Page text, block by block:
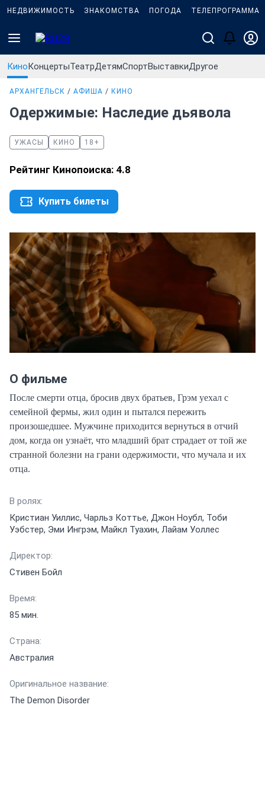
НЕДВИЖИМОСТЬ ЗНАКОМСТВА ПОГОДА ТЕЛЕПРОГРАММА
КиноКонцертыТеатрДетямСпортВыставкиДругое
АРХАНГЕЛЬСК АФИША КИНО
Одержимые: Наследие дьявола
УЖАСЫ КИНО 18+
Рейтинг Кинопоиска: 4.8
Купить билеты
О фильме
После смерти отца, бросив двух братьев, Грэм уехал с
семейной фермы, жил один и пытался пережить
произошедшее. Мужчине приходится вернуться в отчий
дом, когда он узнаёт, что младший брат страдает от той же
странной болезни на грани одержимости, что мучала и их
отца.
В ролях:
Кристиан Уиллис, Чарльз Коттье, Джон Ноубл, Тоби
Уэбстер, Эми Ингрэм, Майкл Туахин, Лайам Уоллес
Директор:
Стивен Бойл
Время:
85 мин.
Страна:
Австралия
Оригинальное название:
The Demon Disorder